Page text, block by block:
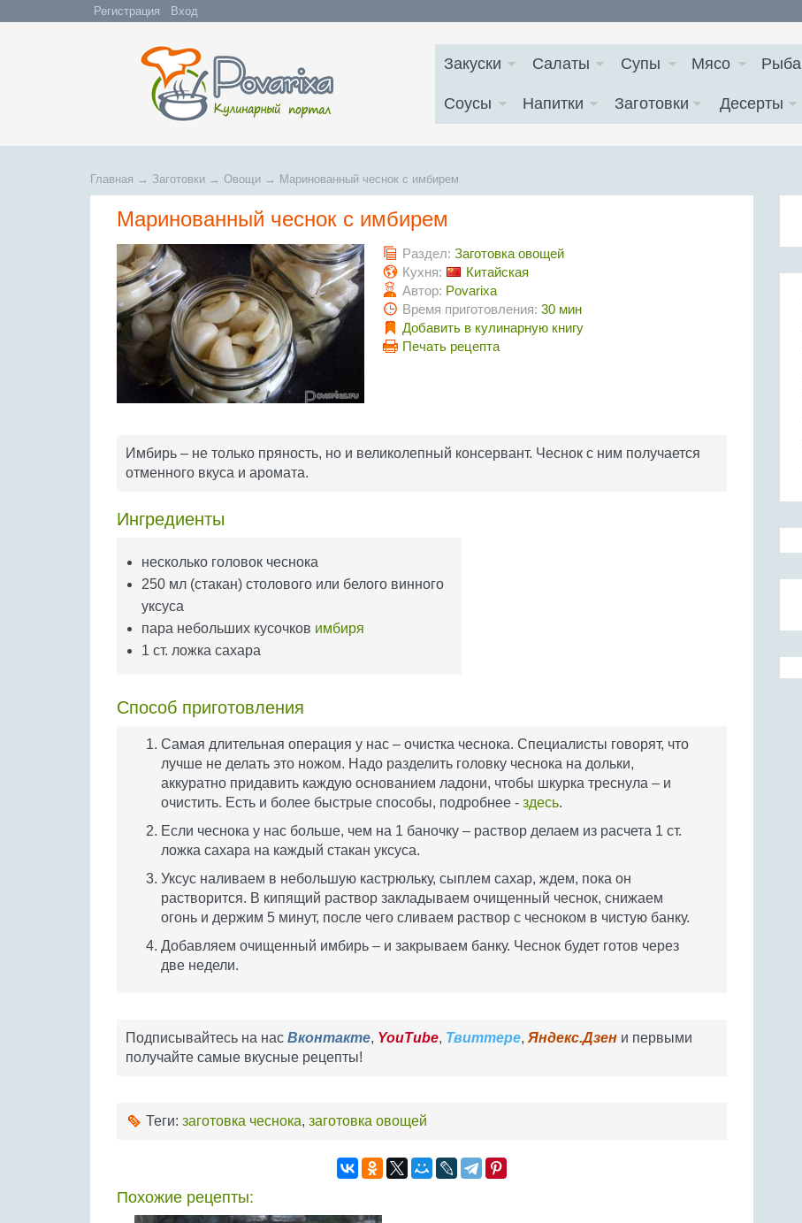
Регистрация Вход
Закуски Салаты Супы Мясо Рыба
Соусы Напитки Заготовки Десерты
Главная → Заготовки → Овощи → Маринованный чеснок с имбирем
Маринованный чеснок с имбирем
Раздел: Заготовка овощей
Кухня:
Китайская
Автор: Povarixa
Время приготовления: 30 мин
Добавить в кулинарную книгу
Печать рецепта
Имбирь – не только пряность, но и великолепный консервант. Чеснок с ним получается
отменного вкуса и аромата.
Ингредиенты
несколько головок чеснока
250 мл (стакан) столового или белого винного
уксуса
пара небольших кусочков имбиря
1 ст. ложка сахара
Способ приготовления
Самая длительная операция у нас – очистка чеснока. Специалисты говорят, что
лучше не делать это ножом. Надо разделить головку чеснока на дольки,
аккуратно придавить каждую основанием ладони, чтобы шкурка треснула – и
очистить. Есть и более быстрые способы, подробнее - здесь.
Если чеснока у нас больше, чем на 1 баночку – раствор делаем из расчета 1 ст.
ложка сахара на каждый стакан уксуса.
Уксус наливаем в небольшую кастрюльку, сыплем сахар, ждем, пока он
растворится. В кипящий раствор закладываем очищенный чеснок, снижаем
огонь и держим 5 минут, после чего сливаем раствор с чесноком в чистую банку.
Добавляем очищенный имбирь – и закрываем банку. Чеснок будет готов через
две недели.
Подписывайтесь на нас Вконтакте, YouTube, Твиттере, Яндекс.Дзен и первыми
получайте самые вкусные рецепты!
Теги: заготовка чеснока, заготовка овощей
Похожие рецепты: